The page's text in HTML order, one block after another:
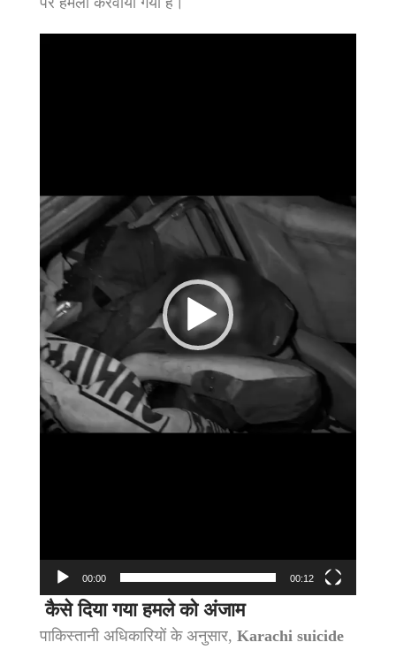
00:00 00:12
कैसे दिया गया हमले को अंजाम
पाकिस्तानी अधिकारियों के अनुसार, Karachi suicide